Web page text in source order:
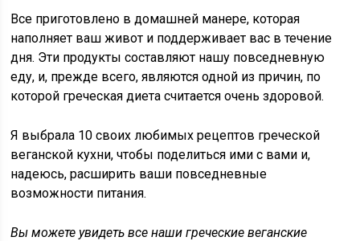
Все приготовлено в домашней манере, которая
наполняет ваш живот и поддерживает вас в течение
дня. Эти продукты составляют нашу повседневную
еду, и, прежде всего, являются одной из причин, по
которой греческая диета считается очень здоровой.
Я выбрала 10 своих любимых рецептов греческой
веганской кухни, чтобы поделиться ими с вами и,
надеюсь, расширить ваши повседневные
возможности питания.
Вы можете увидеть все наши греческие веганские